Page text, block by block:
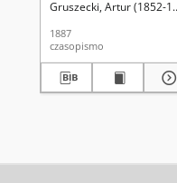
Gruszecki, Artur (1852-
1887
czasopismo